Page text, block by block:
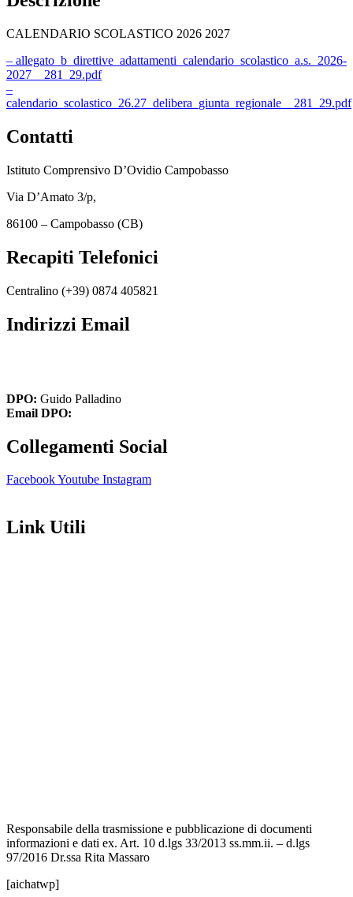
CALENDARIO SCOLASTICO 2026 2027
– allegato_b_direttive_adattamenti_calendario_scolastico_a.s._2026-
2027__281_29.pdf
–
calendario_scolastico_26.27_delibera_giunta_regionale__281_29.pdf
Contatti
Istituto Comprensivo D’Ovidio Campobasso
Via D’Amato 3/p,
86100 – Campobasso (CB)
Recapiti Telefonici
Centralino (+39) 0874 405821
Indirizzi Email
DPO: Guido Palladino
Email DPO:
Collegamenti Social
FacebookYoutube Instagram
Link Utili
Responsabile della trasmissione e pubblicazione di documenti
informazioni e dati ex. Art. 10 d.lgs 33/2013 ss.mm.ii. – d.lgs
97/2016 Dr.ssa Rita Massaro
[aichatwp]